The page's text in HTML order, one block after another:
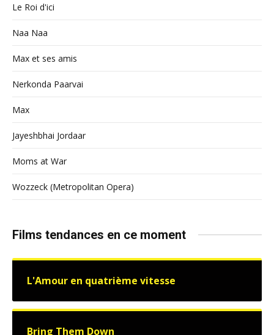
Le Roi d'ici
Naa Naa
Max et ses amis
Nerkonda Paarvai
Max
Jayeshbhai Jordaar
Moms at War
Wozzeck (Metropolitan Opera)
Films tendances en ce moment
L'Amour en quatrième vitesse
Bring Them Down